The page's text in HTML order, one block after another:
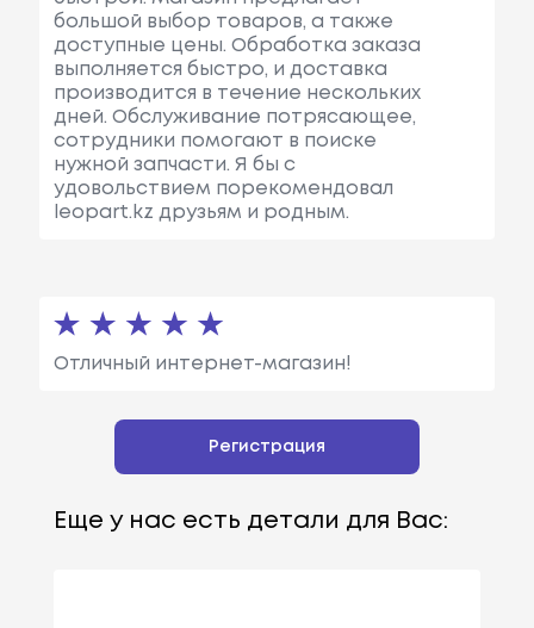
большой выбор товаров, а также
доступные цены. Обработка заказа
выполняется быстро, и доставка
производится в течение нескольких
дней. Обслуживание потрясающее,
сотрудники помогают в поиске
нужной запчасти. Я бы с
удовольствием порекомендовал
leopart.kz друзьям и родным.
Отличный интернет-магазин!
Регистрация
Еще у нас есть детали для Вас: